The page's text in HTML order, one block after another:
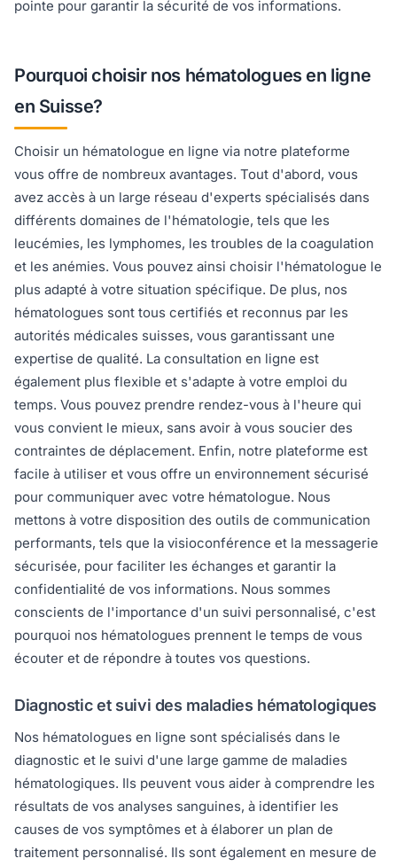
pointe pour garantir la sécurité de vos informations.
Pourquoi choisir nos hématologues en ligne
en Suisse?
Choisir un hématologue en ligne via notre plateforme
vous offre de nombreux avantages. Tout d'abord, vous
avez accès à un large réseau d'experts spécialisés dans
différents domaines de l'hématologie, tels que les
leucémies, les lymphomes, les troubles de la coagulation
et les anémies. Vous pouvez ainsi choisir l'hématologue le
plus adapté à votre situation spécifique. De plus, nos
hématologues sont tous certifiés et reconnus par les
autorités médicales suisses, vous garantissant une
expertise de qualité. La consultation en ligne est
également plus flexible et s'adapte à votre emploi du
temps. Vous pouvez prendre rendez-vous à l'heure qui
vous convient le mieux, sans avoir à vous soucier des
contraintes de déplacement. Enfin, notre plateforme est
facile à utiliser et vous offre un environnement sécurisé
pour communiquer avec votre hématologue. Nous
mettons à votre disposition des outils de communication
performants, tels que la visioconférence et la messagerie
sécurisée, pour faciliter les échanges et garantir la
confidentialité de vos informations. Nous sommes
conscients de l'importance d'un suivi personnalisé, c'est
pourquoi nos hématologues prennent le temps de vous
écouter et de répondre à toutes vos questions.
Diagnostic et suivi des maladies hématologiques
Nos hématologues en ligne sont spécialisés dans le
diagnostic et le suivi d'une large gamme de maladies
hématologiques. Ils peuvent vous aider à comprendre les
résultats de vos analyses sanguines, à identifier les
causes de vos symptômes et à élaborer un plan de
traitement personnalisé. Ils sont également en mesure de